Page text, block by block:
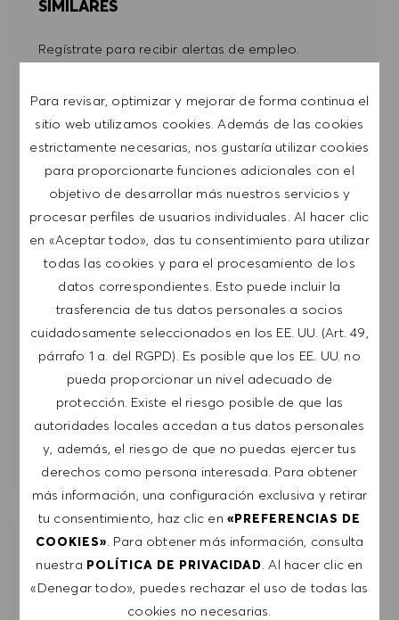
Para revisar, optimizar y mejorar de forma continua el
sitio web utilizamos cookies. Además de las cookies
estrictamente necesarias, nos gustaría utilizar cookies
para proporcionarte funciones adicionales con el
objetivo de desarrollar más nuestros servicios y
procesar perfiles de usuarios individuales. Al hacer clic
en «Aceptar todo», das tu consentimiento para utilizar
todas las cookies y para el procesamiento de los
datos correspondientes. Esto puede incluir la
trasferencia de tus datos personales a socios
cuidadosamente seleccionados en los EE. UU. (Art. 49,
párrafo 1 a. del RGPD). Es posible que los EE. UU. no
pueda proporcionar un nivel adecuado de
protección. Existe el riesgo posible de que las
autoridades locales accedan a tus datos personales
y, además, el riesgo de que no puedas ejercer tus
derechos como persona interesada. Para obtener
más información, una configuración exclusiva y retirar
tu consentimiento, haz clic en«PREFERENCIAS DE
COOKIES» . Para obtener más información, consulta
nuestra POLÍTICA DE PRIVACIDAD . Al hacer clic en
«Denegar todo», puedes rechazar el uso de todas las
cookies no necesarias.
SIMILARES
Regístrate para recibir alertas de empleo.
NOTA: Al suscribirme, consiento recibir
comunicaciones por correo electrónico con
ofertas de trabajo de HUGO BOSS, invitaciones
a eventos y otros temas profesionales de los
que puedo darme de baja en cualquier
momento, por ejemplo, haciendo clic en el
enlace presente en los mensajes de correo
electrónico. Acepto que mis datos personales se
procesen conforme a laPOLÍTICA DE
PRIVACIDAD.
Introducir dirección de correo electrónico (obligatorio)
ENVIAR
GESTIONAR ALERTAS
RECIBE RECOMENDACIONES
PERSONALIZADAS DE TRABAJOS EN
BASE A TUS INTERESES.